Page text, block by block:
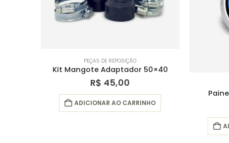
PEÇAS DE REPOSIÇÃO
Painel de Controle Finger 3
R$140,00